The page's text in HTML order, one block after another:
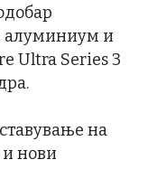
алуминиум и
Ultra Series 3
на
нови